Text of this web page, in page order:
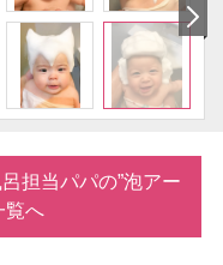
担当パパの”泡アー
覧へ